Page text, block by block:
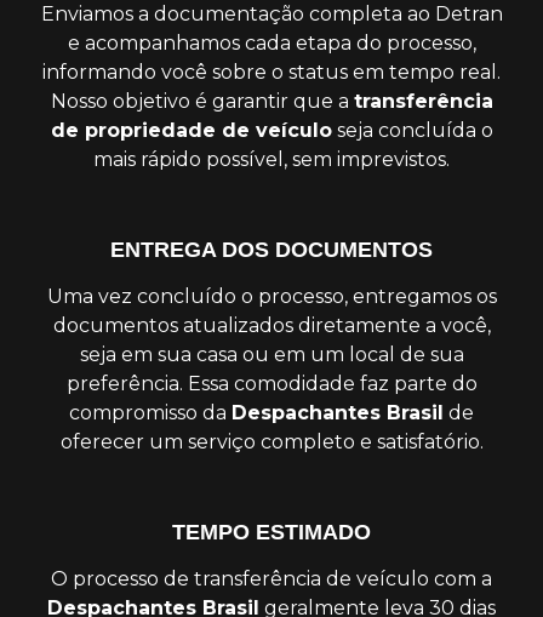
Enviamos a documentação completa ao Detran
e acompanhamos cada etapa do processo,
informando você sobre o status em tempo real.
Nosso objetivo é garantir que a transferência
de propriedade de veículoseja concluída o
mais rápido possível, sem imprevistos.
ENTREGA DOS DOCUMENTOS
Uma vez concluído o processo, entregamos os
documentos atualizados diretamente a você,
seja em sua casa ou em um local de sua
preferência. Essa comodidade faz parte do
compromisso da Despachantes Brasil de
oferecer um serviço completo e satisfatório.
TEMPO ESTIMADO
O processo de transferência de veículo com a
Despachantes Brasil geralmente leva 30 dias